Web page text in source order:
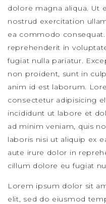
dolore magna aliqua. Ut
nostrud exercitation
ea commodo
reprehenderit in
fugiat nulla pariatur.
non proident, sunt in
anim id est laborum.
consectetur adipisicing
incididunt ut labore et
ad minim veniam, quis
laboris nisi ut aliquip ex
aute irure dolor in
cillum dolore eu fugiat
Lorem ipsum dolor sit
elit, sed do eiusmod